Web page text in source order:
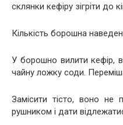
склянки кефіру зігріти до
Кількість борошна
У борошно вилити кефір,
чайну ложку соди.
Замісити тісто, воно не
рушником і дати